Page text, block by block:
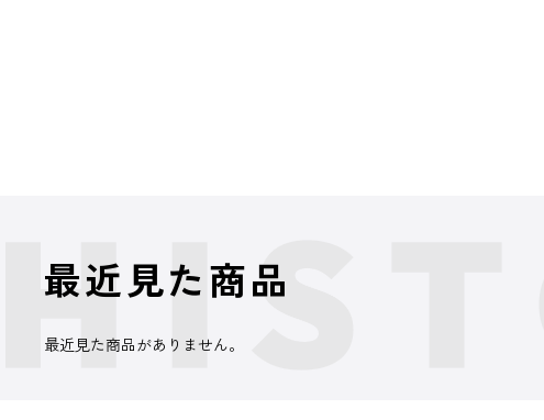
最近見た商品
最近見た商品がありません。